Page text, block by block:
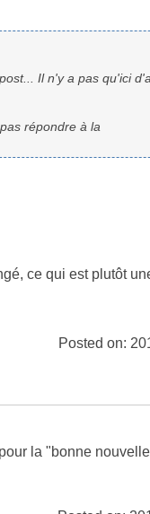
Il n'y a pas qu'ici
répondre à la
ce qui est plutôt
Posted on:
la "bonne